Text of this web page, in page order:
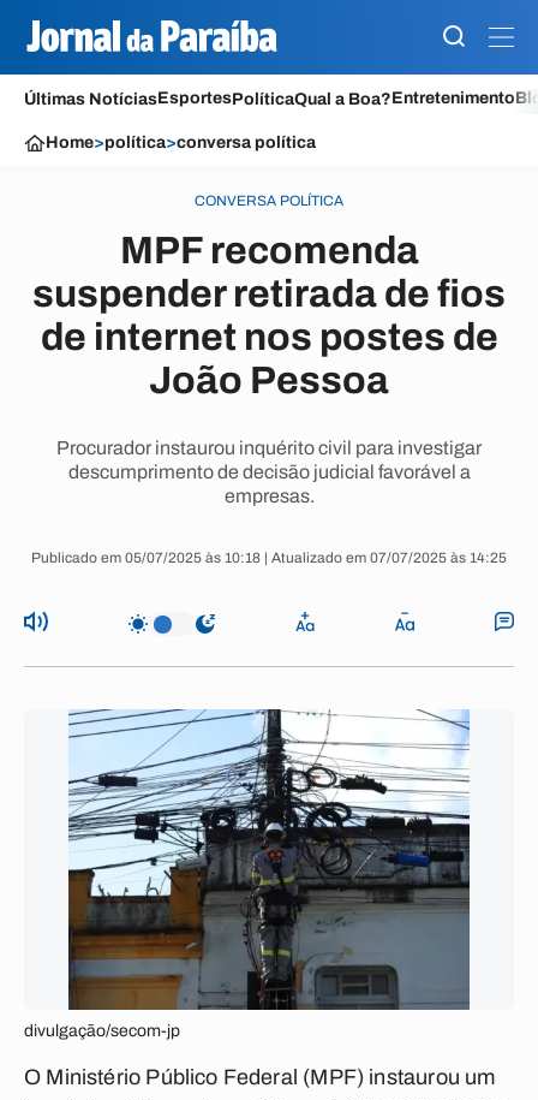
Últimas NotíciasEsportesPolíticaQual a Boa?Entretenimento
Home>política>conversa política
CONVERSA POLÍTICA
MPF recomenda
suspender retirada de fios
de internet nos postes de
João Pessoa
Procurador instaurou inquérito civil para investigar
descumprimento de decisão judicial favorável a
empresas.
Publicado em 05/07/2025 às 10:18 | Atualizado em 07/07/2025 às 14:25
divulgação/secom-jp
O Ministério Público Federal (MPF) instaurou um